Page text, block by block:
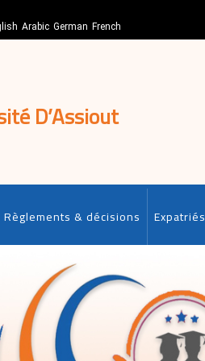
Arabic German French
D’Assiout
Règlements & décisions Expatriés